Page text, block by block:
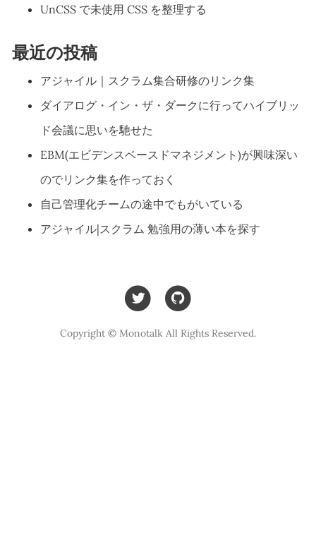
UnCSS で未使用 CSS を整理する
最近の投稿
アジャイル｜スクラム集合研修のリンク集
ダイアログ・イン・ザ・ダークに行ってハイブリッ
ド会議に思いを馳せた
EBM(エビデンスベースドマネジメント)が興味深い
のでリンク集を作っておく
自己管理化チームの途中でもがいている
アジャイル|スクラム 勉強用の薄い本を探す
Copyright © Monotalk All Rights Reserved.